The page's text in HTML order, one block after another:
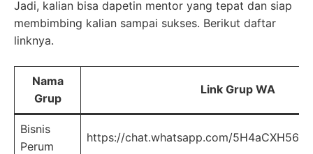
Jadi, kalian bisa dapetin mentor yang tepat dan siap
membimbing kalian sampai sukses. Berikut daftar
linknya.
Nama
Grup
Link Grup WA
Bisnis
Perum
https://chat.whatsapp.com/